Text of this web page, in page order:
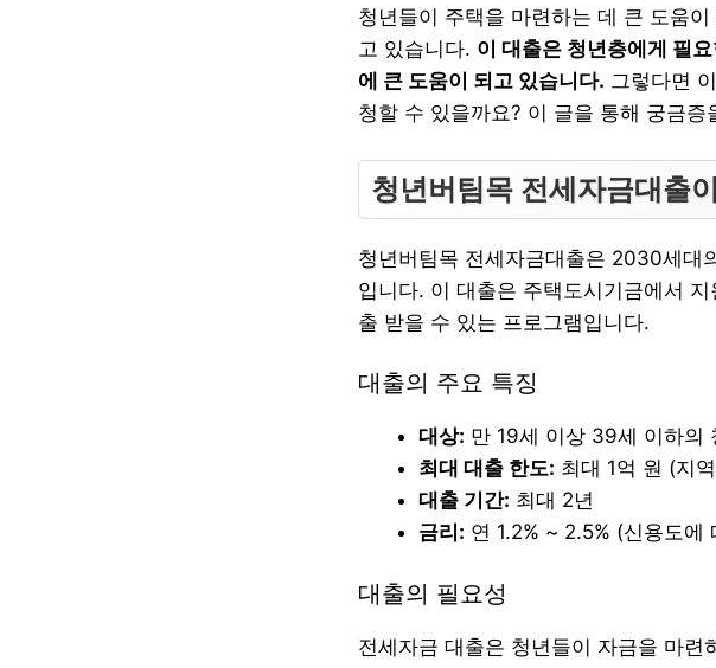
청년들이 주택을 마련하는 데 큰 도움
고 있습니다. 이 대출은 청년층에게 필
에 큰 도움이 되고 있습니다. 그렇다면
청할 수 있을까요? 이 글을 통해 궁금증
청년버팀목 전세자금대출
청년버팀목 전세자금대출은 2030세대
입니다. 이 대출은 주택도시기금에서
출 받을 수 있는 프로그램입니다.
대출의 주요 특징
대상: 만 19세 이상 39세 이하의
최대 대출 한도: 최대 1억 원 (지
대출 기간: 최대 2년
금리: 연 1.2% ~ 2.5% (신용도에
대출의 필요성
전세자금 대출은 청년들이 자금을 마